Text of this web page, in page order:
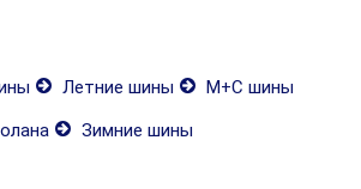
Летние шины
М+С шины
Зимние шины